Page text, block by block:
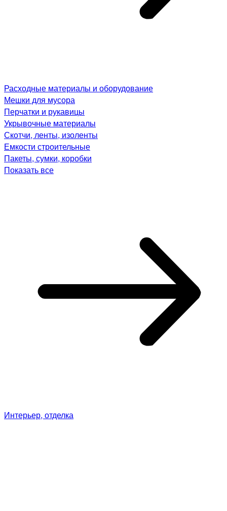
Расходные материалы и оборудование
Мешки для мусора
Перчатки и рукавицы
Укрывочные материалы
Скотчи, ленты, изоленты
Емкости строительные
Пакеты, сумки, коробки
Показать все
Интерьер, отделка